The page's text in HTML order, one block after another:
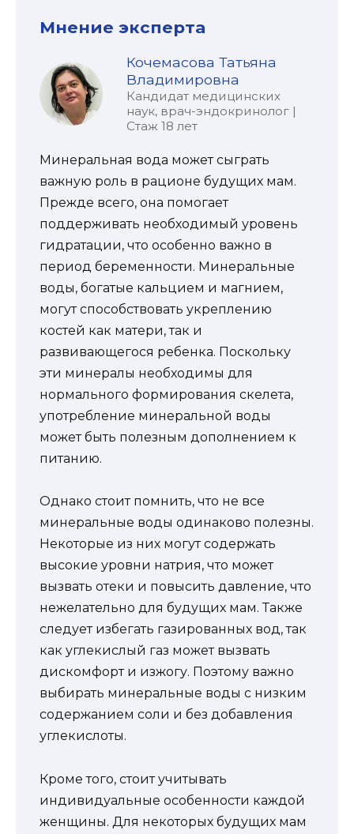
Мнение эксперта
Кочемасова Татьяна
Владимировна
Кандидат медицинских
наук, врач-эндокринолог |
Стаж 18 лет
Минеральная вода может сыграть
важную роль в рационе будущих мам.
Прежде всего, она помогает
поддерживать необходимый уровень
гидратации, что особенно важно в
период беременности. Минеральные
воды, богатые кальцием и магнием,
могут способствовать укреплению
костей как матери, так и
развивающегося ребенка. Поскольку
эти минералы необходимы для
нормального формирования скелета,
употребление минеральной воды
может быть полезным дополнением к
питанию.
Однако стоит помнить, что не все
минеральные воды одинаково полезны.
Некоторые из них могут содержать
высокие уровни натрия, что может
вызвать отеки и повысить давление, что
нежелательно для будущих мам. Также
следует избегать газированных вод, так
как углекислый газ может вызвать
дискомфорт и изжогу. Поэтому важно
выбирать минеральные воды с низким
содержанием соли и без добавления
углекислоты.
Кроме того, стоит учитывать
индивидуальные особенности каждой
женщины. Для некоторых будущих мам